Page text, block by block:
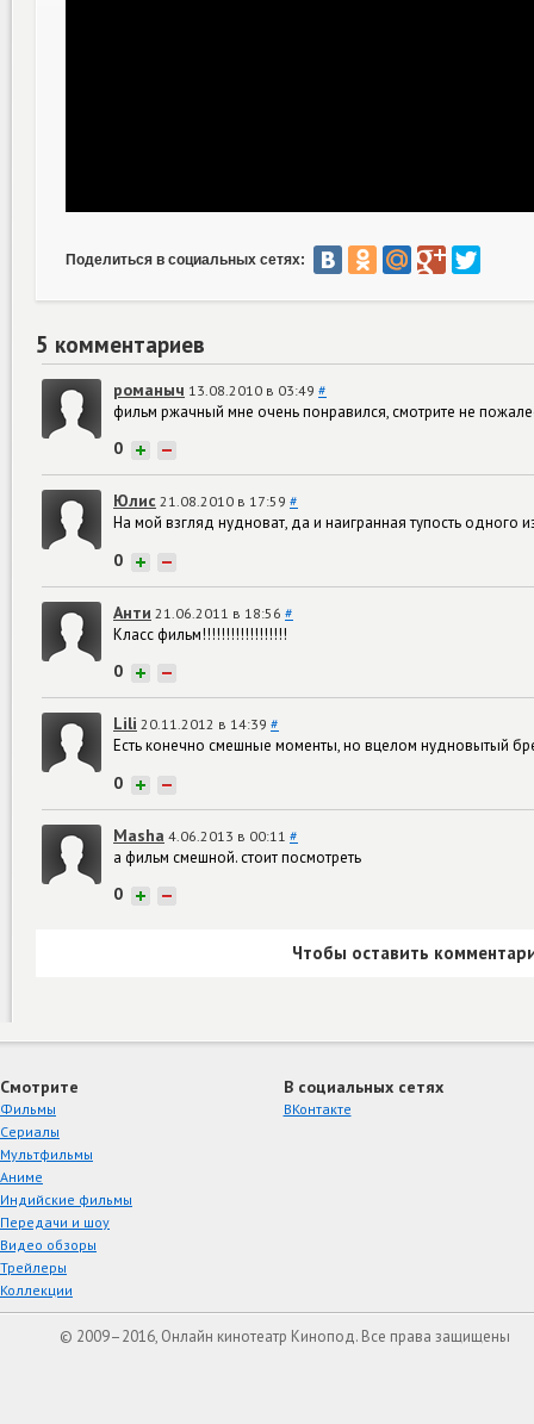
Поделиться в социальных сетях:
5 комментариев
романыч 13.08.2010 в 03:49 #
фильм ржачный мне очень понравился, смотрите не
0 + −
Юлис 21.08.2010 в 17:59 #
На мой взгляд нудноват, да и наигранная тупость одного
0 + −
Анти 21.06.2011 в 18:56 #
Класс фильм!!!!!!!!!!!!!!!!!!
0 + −
Lili 20.11.2012 в 14:39 #
Есть конечно смешные моменты, но вцелом нудновытый
0 + −
Masha 4.06.2013 в 00:11 #
а фильм смешной. стоит посмотреть
0 + −
Чтобы оставить
Смотрите
Фильмы
Сериалы
Мультфильмы
Аниме
Индийские фильмы
Передачи и шоу
Видео обзоры
Трейлеры
Коллекции
В социальных сетях
ВКонтакте
© 2009–2016, Онлайн кинотеатр Кинопод. Все права защищены